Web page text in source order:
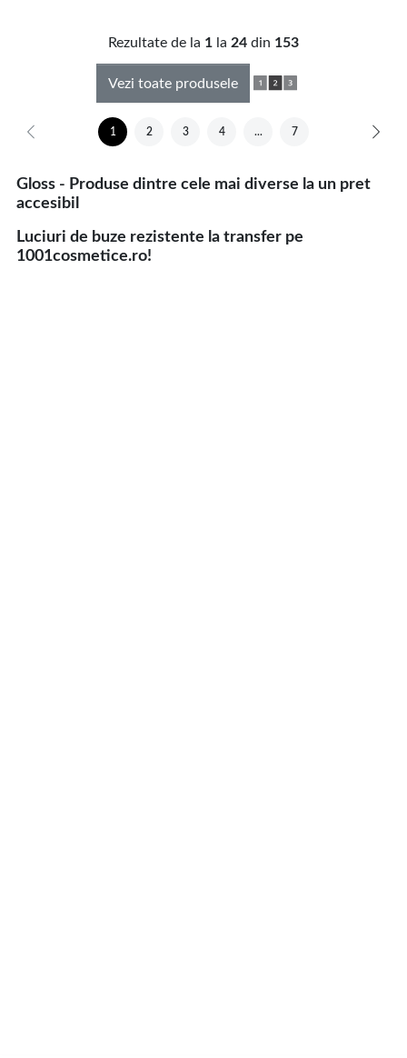
Rezultate de la 1 la 24 din 153
Vezi toate produsele
1 2 3 4 ... 7
Gloss - Produse dintre cele mai diverse la un pret
accesibil
Luciuri de buze rezistente la transfer pe
1001cosmetice.ro!